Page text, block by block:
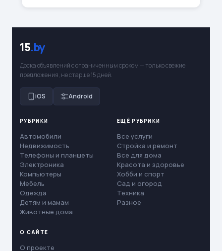
15.by
Доска объявлений с ограниченным сроком — только свежие
предложения, не старше 15 дней.
iOS Android
РУБРИКИ
Автомобили
Недвижимость
Телефоны и планшеты
Электроника
Компьютеры
Мебель
Одежда
Детям и мамам
Животные дома
ЕЩЁ РУБРИКИ
Все услуги
Стройка и ремонт
Все для дома
Красота и здоровье
Хобби и спорт
Сад и огород
Техника
Разное
О САЙТЕ
О проекте